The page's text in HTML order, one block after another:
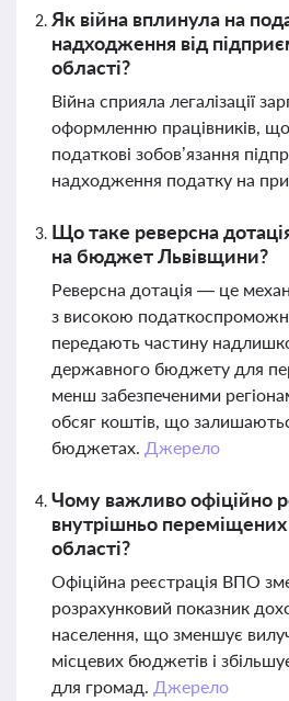
Як війна вплинула на
надходження від
області?
Війна сприяла легалізації
оформленню працівників,
податкові зобов’язання
надходження податку на
Що таке реверсна
на бюджет Львівщини?
Реверсна дотація — це
з високою
передають частину
державного бюджету для
менш забезпеченими
обсяг коштів, що
бюджетах. Джерело
Чому важливо офіційно
внутрішньо переміщених
області?
Офіційна реєстрація ВПО
розрахунковий показник
населення, що зменшує
місцевих бюджетів і
для громад. Джерело